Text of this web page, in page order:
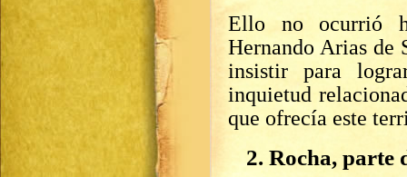
Ello no ocurrió
Hernando Arias de
insistir para
inquietud
que ofrecía este
2. Rocha, parte